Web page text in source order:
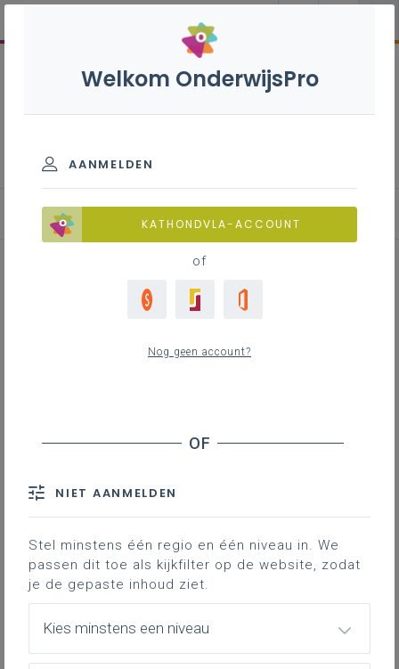
graad - A-finaliteit
Didactische werkvorm demo-les
Bij een demonstratie laat een persoon (de
aanschouwelijke manier zien hoe iets
werkt, wordt bereid, ...
Het hangt van het onderwerp af of deze
werkvorm mogelijk en geschikt is.
Bij een demonstratie is het belangrijk dat
de leerkracht structuur aanbrengt:
Welkom OnderwijsPro
AANMELDEN
KATHONDVLA-ACCOUNT
of
Nog geen account?
NIET AANMELDEN
Stel minstens één regio en één niveau in. We
passen dit toe als kijkfilter op de website, zodat
je de gepaste inhoud ziet.
Kies minstens een niveau